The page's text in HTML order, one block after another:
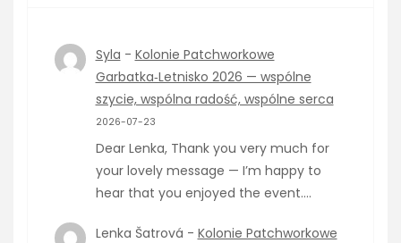
Syla - Kolonie Patchworkowe
Garbatka‑Letnisko 2026 — wspólne
szycie, wspólna radość, wspólne serca
2026-07-23
Dear Lenka, Thank you very much for
your lovely message — I’m happy to
hear that you enjoyed the event.…
Lenka Šatrová - Kolonie Patchworkowe